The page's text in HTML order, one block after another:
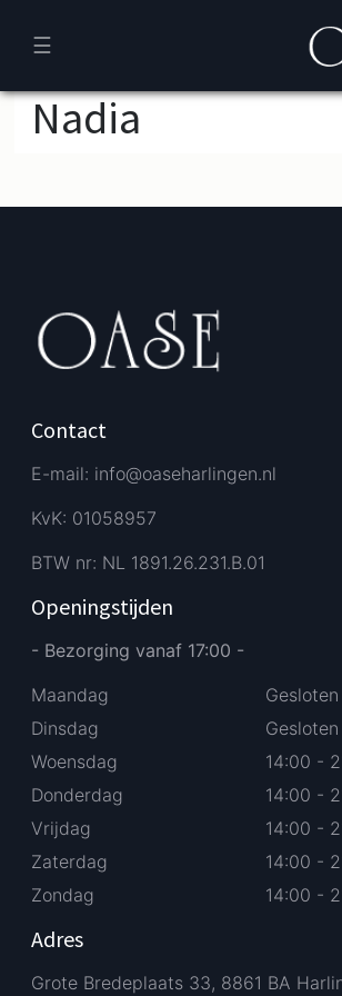
☰
Nadia
Contact
E-mail: info@oaseharlingen.nl
KvK: 01058957
BTW nr: NL 1891.26.231.B.01
Openingstijden
- Bezorging vanaf 17:00 -
Maandag
Dinsdag
Woensdag
Donderdag
Vrijdag
Zaterdag
Zondag
Gesloten
Gesloten
14:00 -
14:00 -
14:00 -
14:00 -
14:00 -
Adres
Grote Bredeplaats 33, 8861 BA